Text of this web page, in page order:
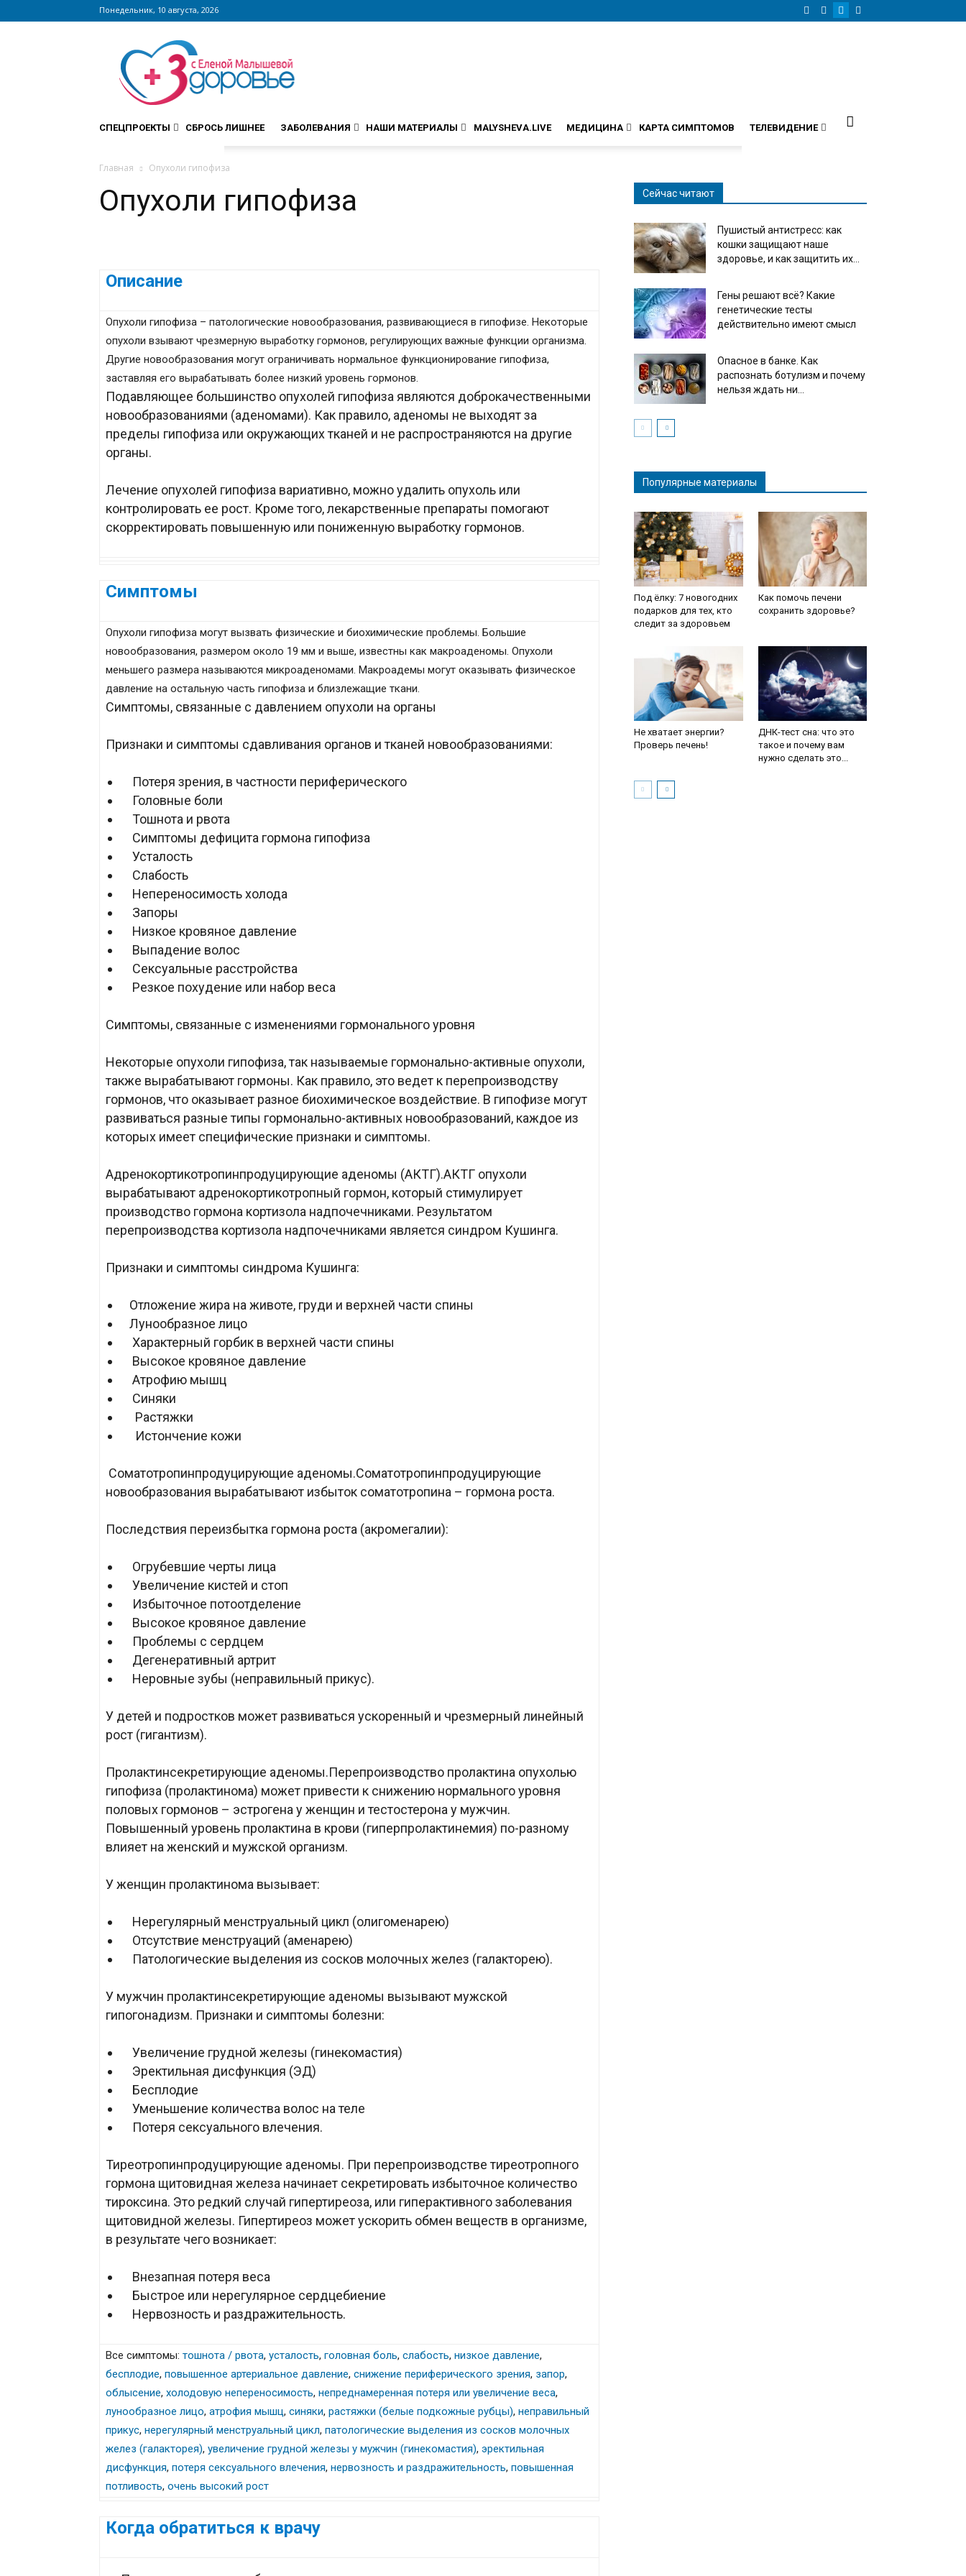
Понедельник, 10 августа, 2026
Сайт
zdorovieinfo.ru
крупнейший
медицинский
интернет-
СПЕЦПРОЕКТЫ СБРОСЬ ЛИШНЕЕ ЗАБОЛЕВАНИЯ НАШИ МАТЕРИАЛЫ MALYSHEVA.LIVE МЕДИЦИНА КАРТА СИМПТОМОВ ТЕЛЕВИДЕНИЕ
Главная Опухоли гипофиза
Опухоли гипофиза
Описание
Опухоли гипофиза – патологические новообразования, развивающиеся в гипофизе. Некоторые
опухоли взывают чрезмерную выработку гормонов, регулирующих важные функции организма.
Другие новообразования могут ограничивать нормальное функционирование гипофиза,
заставляя его вырабатывать более низкий уровень гормонов.
Подавляющее большинство опухолей гипофиза являются доброкачественными
новообразованиями (аденомами). Как правило, аденомы не выходят за
пределы гипофиза или окружающих тканей и не распространяются на другие
органы.
Лечение опухолей гипофиза вариативно, можно удалить опухоль или
контролировать ее рост. Кроме того, лекарственные препараты помогают
скорректировать повышенную или пониженную выработку гормонов.
Симптомы
Опухоли гипофиза могут вызвать физические и биохимические проблемы. Большие
новообразования, размером около 19 мм и выше, известны как макроаденомы. Опухоли
меньшего размера называются микроаденомами. Макроадемы могут оказывать физическое
давление на остальную часть гипофиза и близлежащие ткани.
Симптомы, связанные с давлением опухоли на органы
Признаки и симптомы сдавливания органов и тканей новообразованиями:
Потеря зрения, в частности периферического
Головные боли
Тошнота и рвота
Симптомы дефицита гормона гипофиза
Усталость
Слабость
Непереносимость холода
Запоры
Низкое кровяное давление
Выпадение волос
Сексуальные расстройства
Резкое похудение или набор веса
Симптомы, связанные с изменениями гормонального уровня
Некоторые опухоли гипофиза, так называемые гормонально-активные опухоли,
также вырабатывают гормоны. Как правило, это ведет к перепроизводству
гормонов, что оказывает разное биохимическое воздействие. В гипофизе могут
развиваться разные типы гормонально-активных новообразований, каждое из
которых имеет специфические признаки и симптомы.
Адренокортикотропинпродуцирующие аденомы (АКТГ).АКТГ опухоли
вырабатывают адренокортикотропный гормон, который стимулирует
производство гормона кортизола надпочечниками. Результатом
перепроизводства кортизола надпочечниками является синдром Кушинга.
Признаки и симптомы синдрома Кушинга:
Отложение жира на животе, груди и верхней части спины
Лунообразное лицо
Характерный горбик в верхней части спины
Высокое кровяное давление
Атрофию мышц
Синяки
Растяжки
Истончение кожи
Соматотропинпродуцирующие аденомы.Соматотропинпродуцирующие
новообразования вырабатывают избыток соматотропина – гормона роста.
Последствия переизбытка гормона роста (акромегалии):
Огрубевшие черты лица
Увеличение кистей и стоп
Избыточное потоотделение
Высокое кровяное давление
Проблемы с сердцем
Дегенеративный артрит
Неровные зубы (неправильный прикус).
У детей и подростков может развиваться ускоренный и чрезмерный линейный
рост (гигантизм).
Пролактинсекретирующие аденомы.Перепроизводство пролактина опухолью
гипофиза (пролактинома) может привести к снижению нормального уровня
половых гормонов – эстрогена у женщин и тестостерона у мужчин.
Повышенный уровень пролактина в крови (гиперпролактинемия) по-разному
влияет на женский и мужской организм.
У женщин пролактинома вызывает:
Нерегулярный менструальный цикл (олигоменарею)
Отсутствие менструаций (аменарею)
Патологические выделения из сосков молочных желез (галакторею).
У мужчин пролактинсекретирующие аденомы вызывают мужской
гипогонадизм. Признаки и симптомы болезни:
Увеличение грудной железы (гинекомастия)
Эректильная дисфункция (ЭД)
Бесплодие
Уменьшение количества волос на теле
Потеря сексуального влечения.
Тиреотропинпродуцирующие аденомы. При перепроизводстве тиреотропного
гормона щитовидная железа начинает секретировать избыточное количество
тироксина. Это редкий случай гипертиреоза, или гиперактивного заболевания
щитовидной железы. Гипертиреоз может ускорить обмен веществ в организме,
в результате чего возникает:
Внезапная потеря веса
Быстрое или нерегулярное сердцебиение
Нервозность и раздражительность.
Все симптомы: тошнота / рвота, усталость, головная боль, слабость, низкое давление,
бесплодие, повышенное артериальное давление, снижение периферического зрения, запор,
облысение, холодовую непереносимость, непреднамеренная потеря или увеличение веса,
лунообразное лицо, атрофия мышц, синяки, растяжки (белые подкожные рубцы), неправильный
прикус, нерегулярный менструальный цикл, патологические выделения из сосков молочных
желез (галакторея), увеличение грудной железы у мужчин (гинекомастия), эректильная
дисфункция, потеря сексуального влечения, нервозность и раздражительность, повышенная
потливость, очень высокий рост
Когда обратиться к врачу
Сейчас читают
Пушистый антистресс: как
кошки защищают наше
здоровье, и как защитить их...
Гены решают всё? Какие
генетические тесты
действительно имеют смысл
Опасное в банке. Как
распознать ботулизм и почему
нельзя ждать ни...
Популярные материалы
Под ёлку: 7 новогодних
подарков для тех, кто
следит за здоровьем
Как помочь печени
сохранить здоровье?
Не хватает энергии?
Проверь печень!
ДНК-тест сна: что это
такое и почему вам
нужно сделать это...